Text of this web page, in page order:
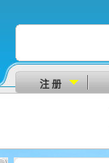
注 册